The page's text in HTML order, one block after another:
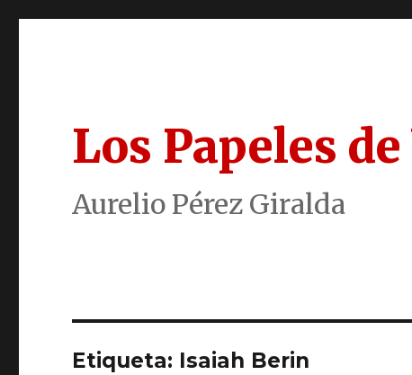
Los Papeles
Aurelio Pérez Giralda
Etiqueta: Isaiah Berin